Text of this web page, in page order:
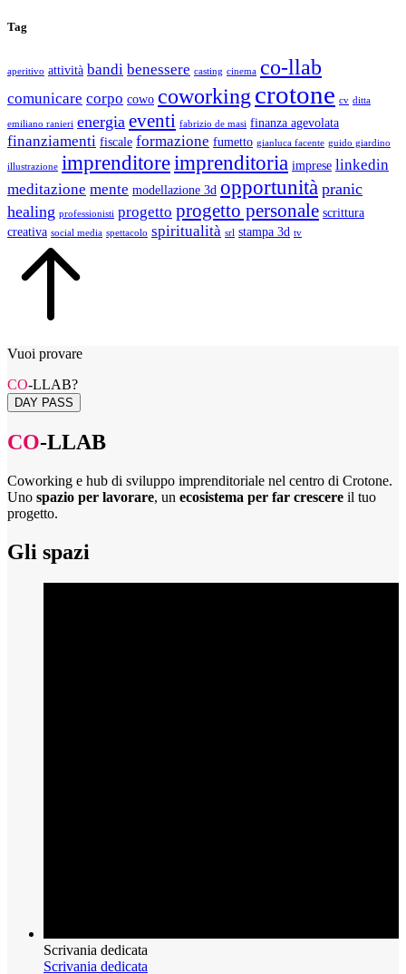
Tag
aperitivo attività bandi benessere casting cinema co-llab
comunicare corpo cowo coworking crotone cv ditta
emiliano ranieri energia eventi fabrizio de masi finanza agevolata
finanziamenti fiscale formazione fumetto gianluca facente guido giardino
illustrazione imprenditoreimprenditoria imprese linkedin
meditazione mente modellazione 3d opportunità pranic
healing professionisti progetto progetto personale scrittura
creativa social media spettacolo spiritualità srl stampa 3d tv
Vuoi provare
CO-LLAB?
DAY PASS
CO-LLAB
Coworking e hub di sviluppo imprenditoriale nel centro di Crotone.
Uno spazio per lavorare, un ecosistema per far crescere il tuo
progetto.
Gli spazi
Scrivania dedicata
Scrivania dedicata